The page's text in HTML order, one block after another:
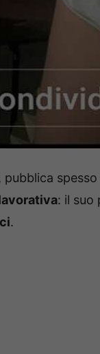
pubblica
: il suo
.